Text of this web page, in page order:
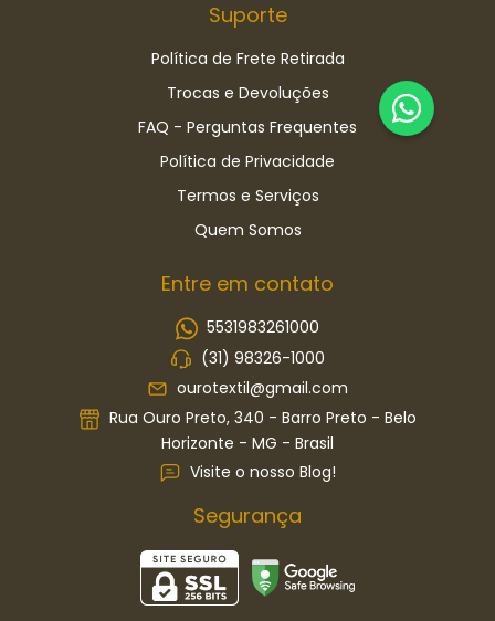
Suporte
Política de Frete Retirada
Trocas e Devoluções
FAQ - Perguntas Frequentes
Política de Privacidade
Termos e Serviços
Quem Somos
Entre em contato
5531983261000
(31) 98326-1000
ourotextil@gmail.com
Rua Ouro Preto, 340 - Barro Preto - Belo
Horizonte - MG - Brasil
Visite o nosso Blog!
Segurança